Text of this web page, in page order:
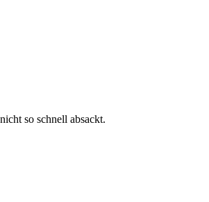
so schnell absackt.